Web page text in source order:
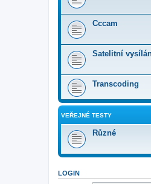
Cccam
Satelitní
Transcoding
VEŘEJNÉ TESTY
Různé
LOGIN